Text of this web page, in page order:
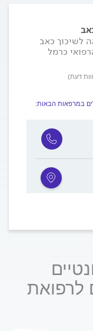
לשיכוך כאב
כרמל
במרפאות הבאות:
לרפואת